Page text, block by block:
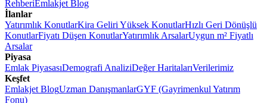
RehberiEmlakjet Blog
İlanlar
Yatırımlık KonutlarKira Geliri Yüksek KonutlarHızlı Geri Dönüşlü
KonutlarFiyatı Düşen KonutlarYatırımlık ArsalarUygun m² Fiyatlı
Arsalar
Piyasa
Emlak PiyasasıDemografi AnaliziDeğer HaritalarıVerilerimiz
Keşfet
Emlakjet BlogUzman DanışmanlarGYF (Gayrimenkul Yatırım
Fonu)